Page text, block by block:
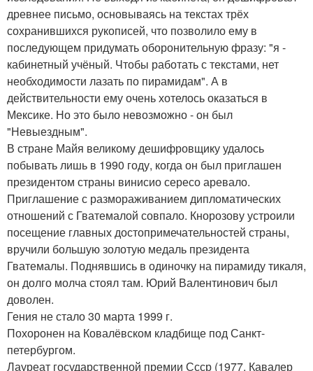
древнее письмо, основываясь на текстах трёх
сохранившихся рукописей, что позволило ему в
последующем придумать оборонительную фразу: "я -
кабинетный учёный. Чтобы работать с текстами, нет
необходимости лазать по пирамидам". А в
действительности ему очень хотелось оказаться в
Мексике. Но это было невозможно - он был
"Невыездным".
В стране Майя великому дешифровщику удалось
побывать лишь в 1990 году, когда он был приглашен
президентом страны винисио сересо аревало.
Приглашение с размораживанием дипломатических
отношений с Гватемалой совпало. Кнорозову устроили
посещение главных достопримечательностей страны,
вручили большую золотую медаль президента
Гватемалы. Поднявшись в одиночку на пирамиду тикаля,
он долго молча стоял там. Юрий Валентинович был
доволен.
Гения не стало 30 марта 1999 г.
Похоронен на Ковалёвском кладбище под Санкт-
петербургом.
Лауреат государственной премии Ссср (1977. Кавалер